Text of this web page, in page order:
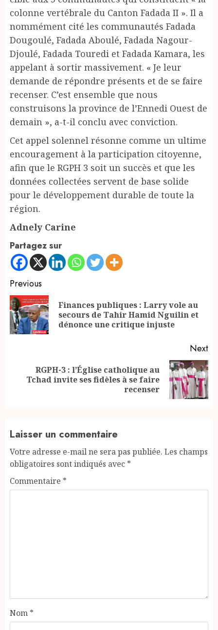
colonne vertébrale du Canton Fadada II ». Il a
nommément cité les communautés Fadada
Dougoulé, Fadada Aboulé, Fadada Nagour-
Djoulé, Fadada Touredi et Fadada Kamara, les
appelant à sortir massivement. « Je leur
demande de répondre présents et de se faire
recenser. C’est ensemble que nous
construisons la province de l’Ennedi Ouest de
demain », a-t-il conclu avec conviction.
Cet appel solennel résonne comme un ultime
encouragement à la participation citoyenne,
afin que le RGPH 3 soit un succès et que les
données collectées servent de base solide
pour le développement durable de toute la
région.
Adnely Carine
Partagez sur
Continue
Reading
Previous
Finances publiques : Larry vole au
secours de Tahir Hamid Nguilin et
dénonce une critique injuste
Next
Next
RGPH-3 : l’Église catholique au
Tchad invite ses fidèles à se faire
recenser
Laisser un commentaire
Votre adresse e-mail ne sera pas publiée. Les champs
obligatoires sont indiqués avec *
Commentaire *
Nom *